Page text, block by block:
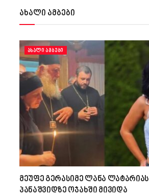
ახალი ამბები
ᲐᲮᲐᲚᲘ ᲐᲛᲑᲔᲑᲘ
მეუფე გერასიმე ლანა ლატარიას
პანაშვიდზე ოჯახში მივიდა